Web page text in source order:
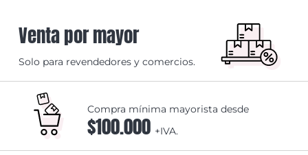
Venta por mayor
Solo para revendedores y comercios.
Compra mínima mayorista desde
$100.000 +IVA.